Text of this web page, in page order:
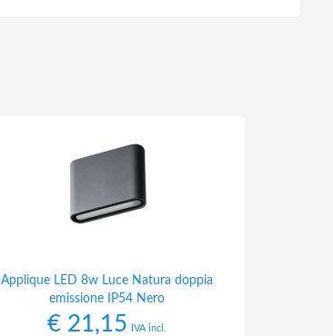
Applique LED 8w Luce Natura doppia
emissione IP54 Nero
€ 21,15 IVA incl.